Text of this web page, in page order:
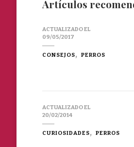
Artículos
ACTUALIZADO EL
09/05/2017
CONSEJOS PERROS
ACTUALIZADO EL
20/02/2014
CURIOSIDADES PERROS